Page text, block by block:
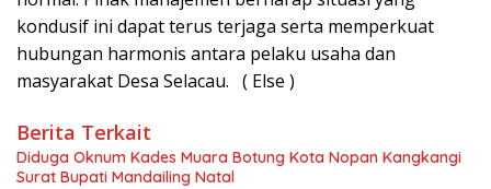
kondusif ini dapat terus terjaga serta memperkuat
hubungan harmonis antara pelaku usaha dan
masyarakat Desa Selacau. ( Else )
Berita Terkait
Diduga Oknum Kades Muara Botung Kota Nopan Kangkangi
Surat Bupati Mandailing Natal